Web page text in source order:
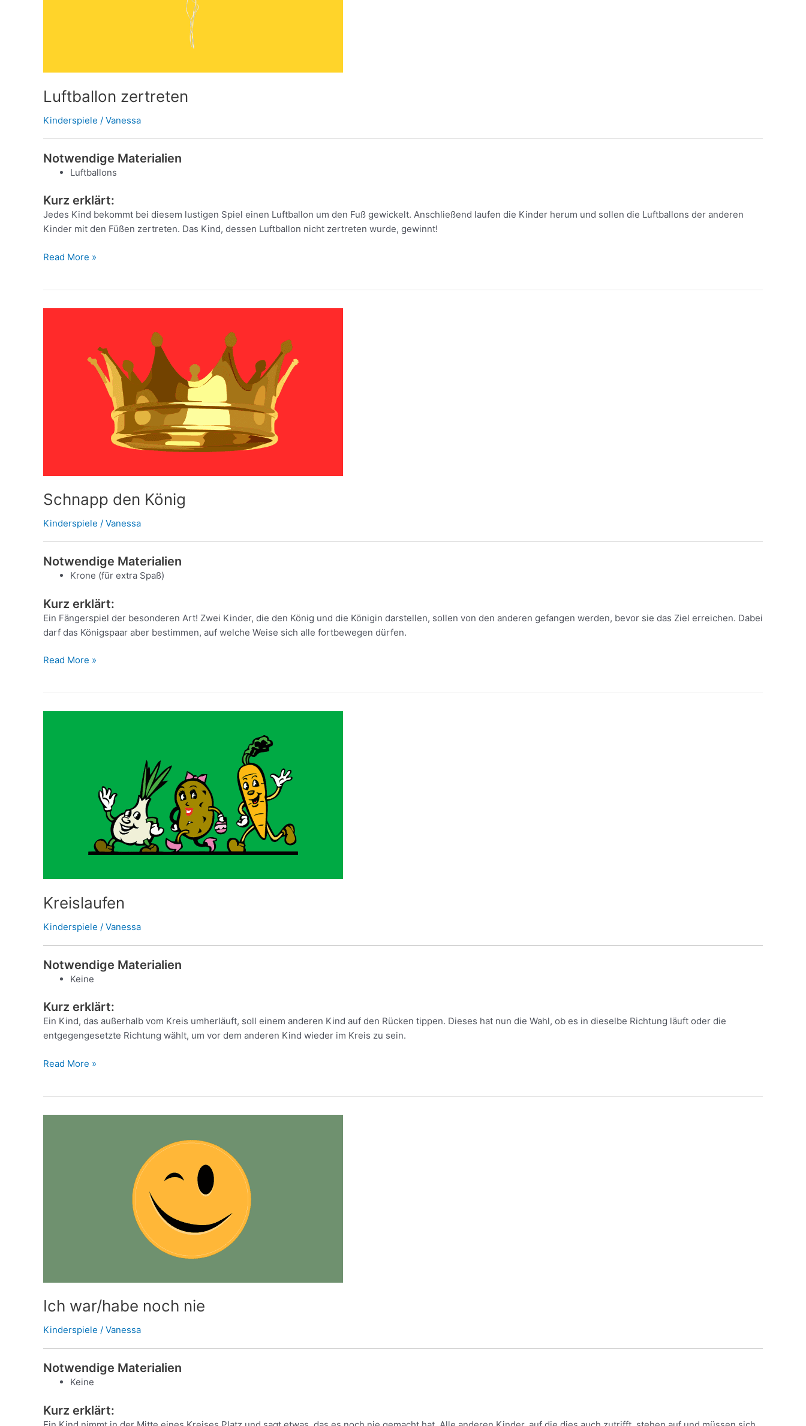
Luftballon zertreten
Kinderspiele / Vanessa
Notwendige Materialien
Luftballons
Kurz erklärt:
Jedes Kind bekommt bei diesem lustigen Spiel einen Luftballon um den Fuß gewickelt. Anschließend laufen die Kinder herum und sollen die Luftballons der anderen
Kinder mit den Füßen zertreten. Das Kind, dessen Luftballon nicht zertreten wurde, gewinnt!
Read More »
Schnapp den König
Kinderspiele / Vanessa
Notwendige Materialien
Krone (für extra Spaß)
Kurz erklärt:
Ein Fängerspiel der besonderen Art! Zwei Kinder, die den König und die Königin darstellen, sollen von den anderen gefangen werden, bevor sie das Ziel erreichen. Dabei
darf das Königspaar aber bestimmen, auf welche Weise sich alle fortbewegen dürfen.
Read More »
Kreislaufen
Kinderspiele / Vanessa
Notwendige Materialien
Keine
Kurz erklärt:
Ein Kind, das außerhalb vom Kreis umherläuft, soll einem anderen Kind auf den Rücken tippen. Dieses hat nun die Wahl, ob es in dieselbe Richtung läuft oder die
entgegengesetzte Richtung wählt, um vor dem anderen Kind wieder im Kreis zu sein.
Read More »
Ich war/habe noch nie
Kinderspiele / Vanessa
Notwendige Materialien
Keine
Kurz erklärt: